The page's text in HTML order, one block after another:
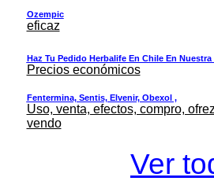
Ozempic
eficaz
Haz Tu Pedido Herbalife En Chile En Nuestra
Precios económicos
Fentermina, Sentis, Elvenir, Obexol ,
Uso, venta, efectos, compro,
vendo
Ver